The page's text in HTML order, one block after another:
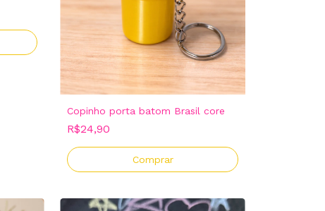
Copinho porta batom Brasil core
R$24,90